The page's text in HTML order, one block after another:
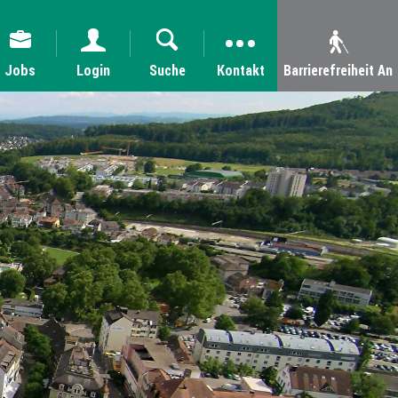
Jobs Login Suche Kontakt Barrierefreiheit An